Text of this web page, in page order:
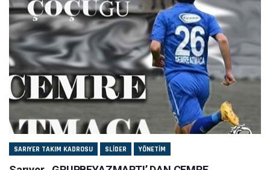
SARIYER TAKIM KADROSU SLIDER YÖNETIM